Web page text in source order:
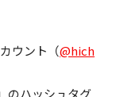
ウント（@hich
ッシュタグ